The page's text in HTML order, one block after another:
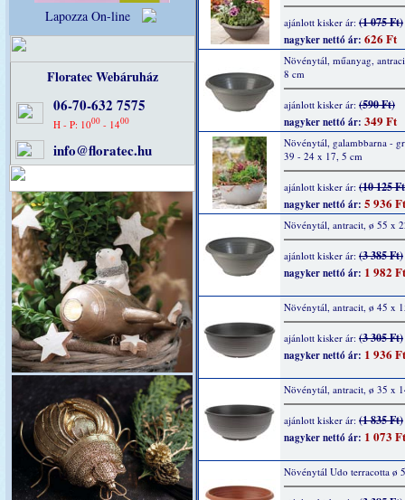
Lapozza On-line
Floratec Webáruház
06-70-632 7575
H - P: 1000- 1400
info@floratec.hu
ajánlott kisker ár: (1 075 Ft)
nagyker nettó ár: 626 Ft
Növénytál, műanyag,
8 cm
ajánlott kisker ár: (590 Ft)
nagyker nettó ár: 349 Ft
Növénytál, galambbarna -
39 - 24 x 17, 5 cm
ajánlott kisker ár: (10 125
nagyker nettó ár: 5 936 Ft
Növénytál, antracit, ø 55 x
ajánlott kisker ár: (3 385 Ft)
nagyker nettó ár: 1 982 Ft
Növénytál, antracit, ø 45 x
ajánlott kisker ár: (3 305 Ft)
nagyker nettó ár: 1 936 Ft
Növénytál, antracit, ø 35 x
ajánlott kisker ár: (1 835 Ft)
nagyker nettó ár: 1 073 Ft
Növénytál Udo terracotta ø